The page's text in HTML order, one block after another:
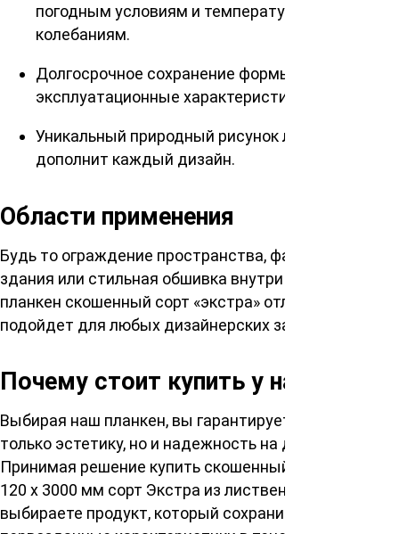
погодным условиям и температурным
колебаниям.
Долгосрочное сохранение формы и отличные
эксплуатационные характеристики.
Уникальный природный рисунок лиственницы
дополнит каждый дизайн.
Области применения
Будь то ограждение пространства, фасад вашего
здания или стильная обшивка внутри помещения,
планкен скошенный сорт «экстра» отлично
подойдет для любых дизайнерских задач.
Почему стоит купить у нас?
Выбирая наш планкен, вы гарантируете себе не
только эстетику, но и надежность на долгие годы.
Принимая решение купить скошенный планкен 20 х
120 х 3000 мм сорт Экстра из лиственницы вы
выбираете продукт, который сохранит свои